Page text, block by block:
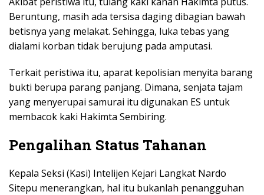
Beruntung, masih ada tersisa daging dibagian bawah
betisnya yang melakat. Sehingga, luka tebas yang
dialami korban tidak berujung pada amputasi.
Terkait peristiwa itu, aparat kepolisian menyita barang
bukti berupa parang panjang. Dimana, senjata tajam
yang menyerupai samurai itu digunakan ES untuk
membacok kaki Hakimta Sembiring.
Pengalihan Status Tahanan
Kepala Seksi (Kasi) Intelijen Kejari Langkat Nardo
Sitepu menerangkan, hal itu bukanlah penangguhan